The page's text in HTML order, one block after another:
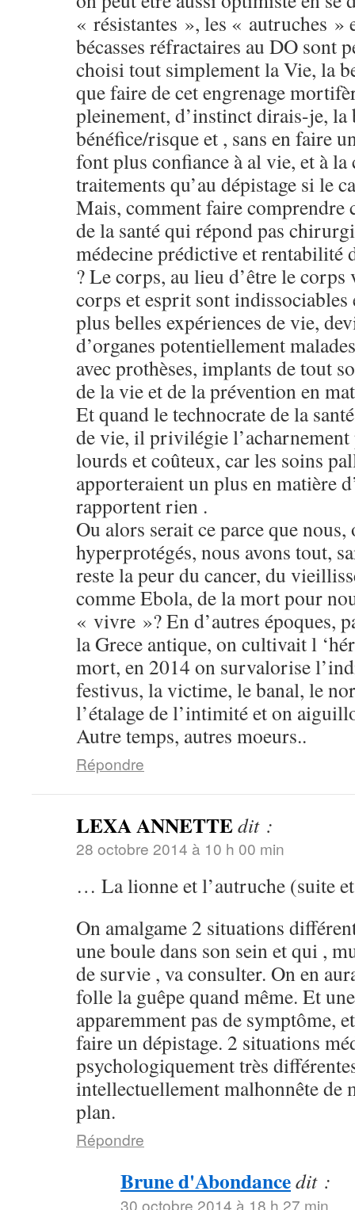
« résistantes », les « autruches »
bécasses réfractaires au DO sont
choisi tout simplement la Vie, la
que faire de cet engrenage
pleinement, d’instinct dirais-je, la
bénéfice/risque et , sans en faire
font plus confiance à al vie, et à
traitements qu’au dépistage si le
Mais, comment faire comprendre
de la santé qui répond pas
médecine prédictive et rentabilité
? Le corps, au lieu d’être le
corps et esprit sont indissociables
plus belles expériences de vie,
d’organes potentiellement
avec prothèses, implants de tout
de la vie et de la prévention en
Et quand le technocrate de la
de vie, il privilégie l’acharnement
lourds et coûteux, car les soins
apporteraient un plus en matière
rapportent rien .
Ou alors serait ce parce que nous,
hyperprotégés, nous avons tout,
reste la peur du cancer, du
comme Ebola, de la mort pour
« vivre »? En d’autres époques,
la Grece antique, on cultivait l
mort, en 2014 on survalorise
festivus, la victime, le banal, le
l’étalage de l’intimité et on
Autre temps, autres moeurs..
Répondre
LEXA ANNETTEdit :
28 octobre 2014 à 10 h 00 min
… La lionne et l’autruche (suite
On amalgame 2 situations
une boule dans son sein et qui ,
de survie , va consulter. On en
folle la guêpe quand même. Et
apparemment pas de symptôme,
faire un dépistage. 2 situations
psychologiquement très
intellectuellement malhonnête de
plan.
Répondre
Brune d'Abondancedit :
30 octobre 2014 à 18 h 27 min